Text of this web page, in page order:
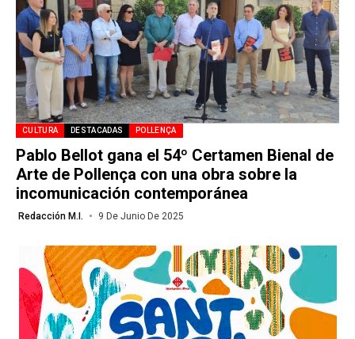
CULTURA DESTACADAS POLLENÇA
Pablo Bellot gana el 54º Certamen Bienal de
Arte de Pollença con una obra sobre la
incomunicación contemporánea
Redacción M.I. 9 De Junio De 2025